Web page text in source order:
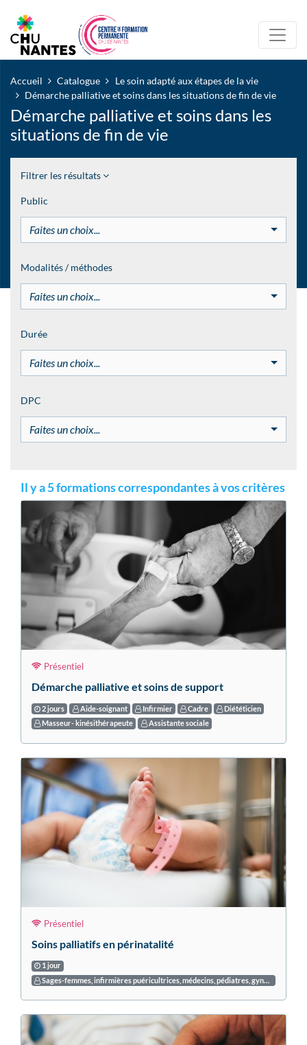
Accueil Catalogue
Le soin adapté aux étapes de la vie
Démarche palliative et soins dans les situations de fin de vie
Démarche palliative et soins dans les
situations de fin de vie
Filtrer les résultats
Public
Faites un choix...
Modalités / méthodes
Faites un choix...
Durée
Faites un choix...
DPC
Faites un choix...
Il y a 5 formations correspondantes à vos critères
Présentiel
Démarche palliative et soins de support
2 jours Aide-soignant Infirmier Cadre
Diététicien
Masseur- kinésithérapeute
Assistante sociale
Présentiel
Soins palliatifs en périnatalité
1 jour
Sages-femmes, infirmières puéricultrices, médecins, pédiatres, gynécologues obstétriciens, aides-soignantes et auxiliaires de puériculture exerçant au bloc obstétrical ou en salle de naissance